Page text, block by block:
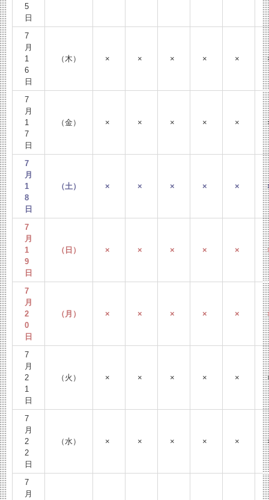
5
日
7
月
1
6
日
（木） × × × × ×
7
月
1
7
日
（金） × × × × ×
7
月
1
8
日
（土） × × × × ×
7
月
1
9
日
（日） × × × × ×
7
月
2
0
日
（月） × × × × ×
7
月
2
1
日
（火） × × × × ×
7
月
2
2
日
（水） × × × × ×
7
月